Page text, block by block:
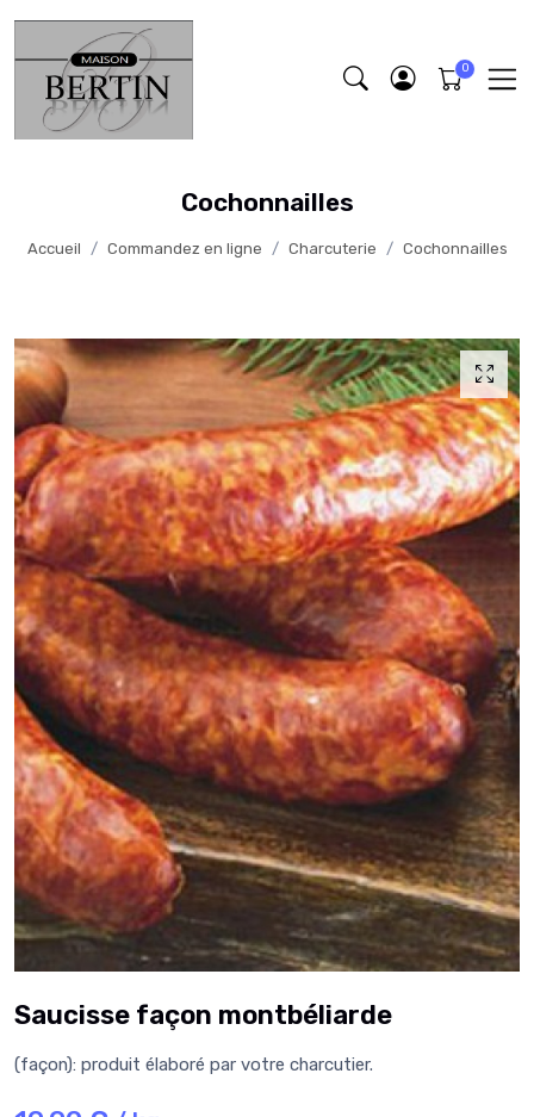
Cochonnailles
Accueil Commandez en ligne Charcuterie Cochonnailles
Saucisse façon montbéliarde
(façon): produit élaboré par votre charcutier.